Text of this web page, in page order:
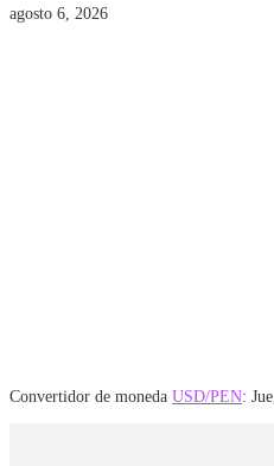
agosto 6, 2026
Convertidor de moneda USD/PEN: